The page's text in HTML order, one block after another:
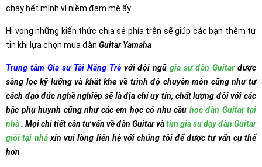
cháy hết mình vì niềm đam mê ấy.
Hi vọng những kiến thức chia sẻ phía trên sẽ giúp các bạn thêm tự
tin khi lựa chọn mua đàn Guitar Yamaha
Trung tâm Gia sư Tài Năng Trẻvới đội ngũgia sư đàn Guitarđược
sàng lọc kỹ lưỡng và khắt khe về trình độ chuyên môn cũng như tư
cách đạo đức nghề nghiệp sẽ là địa chỉ uy tín, chất lượng đối với các
bậc phụ huynh cũng như các em học có nhu cầu học đàn Guitar tại
nhà. Mọi chi tiết cần tư vấn về đàn Guitar vàtìm gia sư dạy đàn Guitar
giỏi tại nhàxin vui lòng liên hệ với chúng tôi để được tư vấn cụ thể
hơn